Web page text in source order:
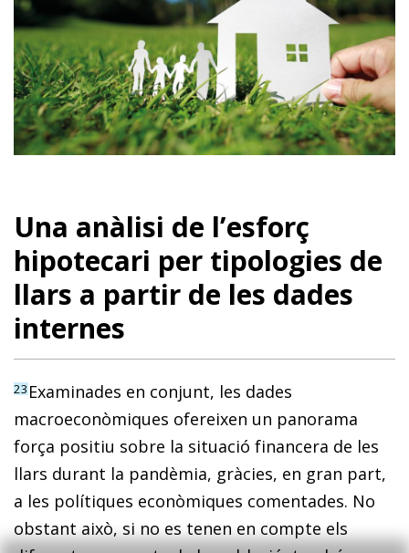
Una anàlisi de l’esforç
hipotecari per tipologies de
llars a partir de les dades
internes
23 Examinades en conjunt, les dades
macroeconòmiques ofereixen un panorama
força positiu sobre la situació financera de les
llars durant la pandèmia, gràcies, en gran part,
a les polítiques econòmiques comentades. No
obstant això, si no es tenen en compte els